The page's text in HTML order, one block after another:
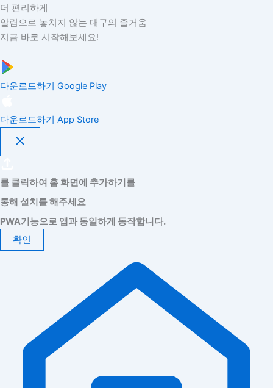
더 편리하게
알림으로 놓치지 않는 대구의 즐거움
지금 바로 시작해보세요!
다운로드하기 Google Play
다운로드하기 App Store
를 클릭하여 홈 화면에 추가하기를
통해 설치를 해주세요
PWA기능으로 앱과 동일하게 동작합니다.
확인